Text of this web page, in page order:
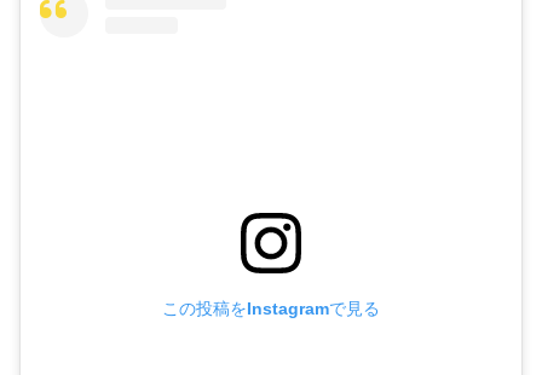
この投稿をInstagramで見る